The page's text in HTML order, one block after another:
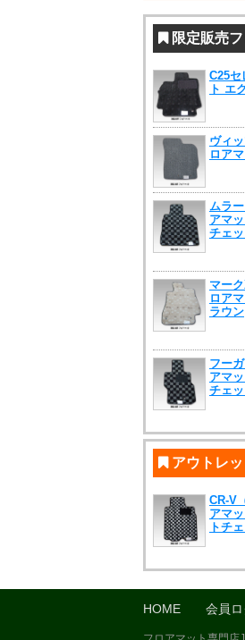
限定販売
C25セ
ト エ
ヴィ
ロア
ムラ
アマ
チェ
マー
ロア
ラウン
フー
アマ
チェ
アウトレ
CR-V
アマ
トチ
HOME 会員